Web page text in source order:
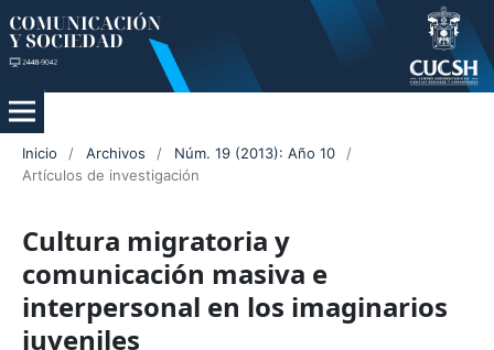
Inicio / Archivos / Núm. 19 (2013): Año 10
/
Artículos de investigación
Cultura migratoria y
comunicación masiva e
interpersonal en los imaginarios
juveniles